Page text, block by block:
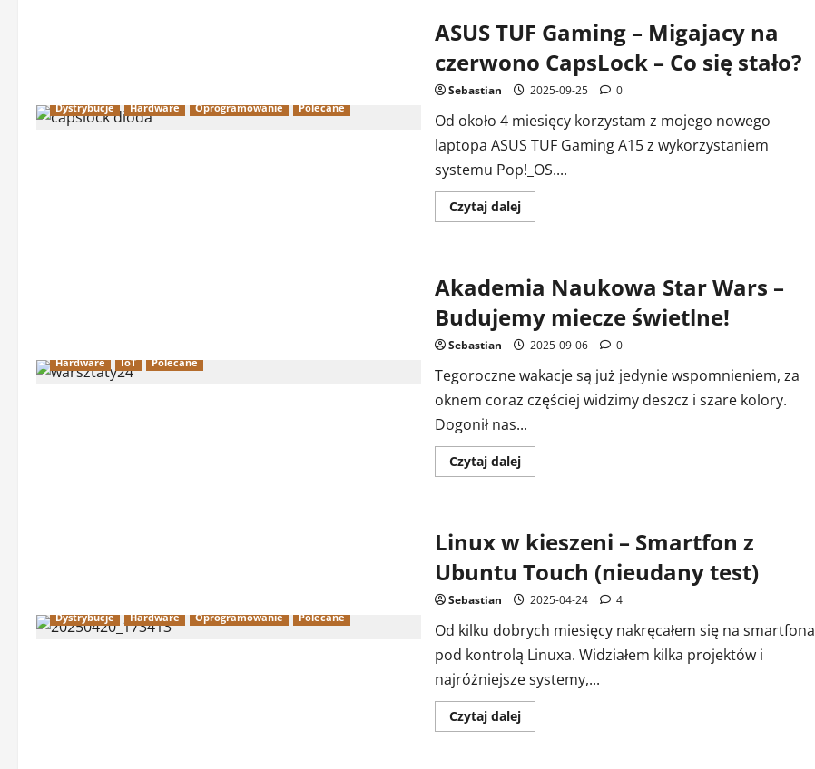
zasilany
solarnie
dostępem
–
i
pierwsze
testy
Dystrybucje Hardware Oprogramowanie Polecane
ASUS TUF Gaming – Migajacy na
czerwono CapsLock – Co się stało?
Sebastian 2025-09-25 0
Od około 4 miesięcy korzystam z mojego nowego
laptopa ASUS TUF Gaming A15 z wykorzystaniem
systemu Pop!_OS....
Czytaj dalejDowiedz
się
Gaming
–
Migajacy
na
czerwono
CapsLock
Co
się
stało?
Hardware IoT Polecane
Akademia Naukowa Star Wars –
Budujemy miecze świetlne!
Sebastian 2025-09-06 0
Tegoroczne wakacje są już jedynie wspomnieniem, za
oknem coraz częściej widzimy deszcz i szare kolory.
Dogonił nas...
Czytaj dalejDowiedz
się
Star
Wars
–
Budujemy
świetlne!
Dystrybucje Hardware Oprogramowanie Polecane
Linux w kieszeni – Smartfon z
Ubuntu Touch (nieudany test)
Sebastian 2025-04-24 4
Od kilku dobrych miesięcy nakręcałem się na smartfona
pod kontrolą Linuxa. Widziałem kilka projektów i
najróżniejsze systemy,...
Czytaj dalejDowiedz
się